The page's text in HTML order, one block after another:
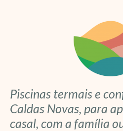
Piscinas termais e
Caldas Novas, para
casal, com a família